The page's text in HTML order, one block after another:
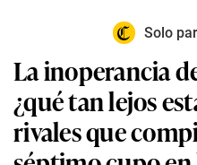
Solo
La inoperancia
¿qué tan lejos
rivales que